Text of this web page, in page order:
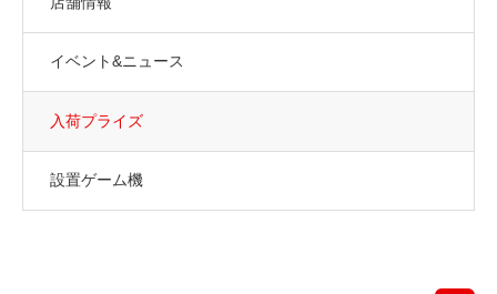
イベント&ニュース
入荷プライズ
設置ゲーム機